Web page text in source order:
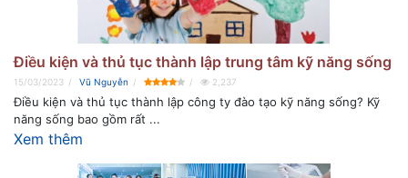
Điều kiện và thủ tục thành lập trung tâm kỹ năng sống
15/03/2023 Vũ Nguyễn 2,237
Điều kiện và thủ tục thành lập công ty đào tạo kỹ năng sống? Kỹ
năng sống bao gồm rất ...
Xem thêm